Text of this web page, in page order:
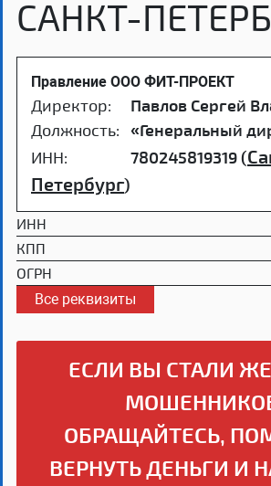
САНКТ-
Правление ООО ФИТ-ПРОЕКТ
Директор:
Павлов Сергей
Должность: «Генеральный
ИНН:
780245819319 (
Петербург)
ИНН
КПП
ОГРН
Все реквизиты
ЕСЛИ ВЫ СТАЛИ
ОБРАЩАЙТЕСЬ,
ВЕРНУТЬ ДЕНЬГИ И